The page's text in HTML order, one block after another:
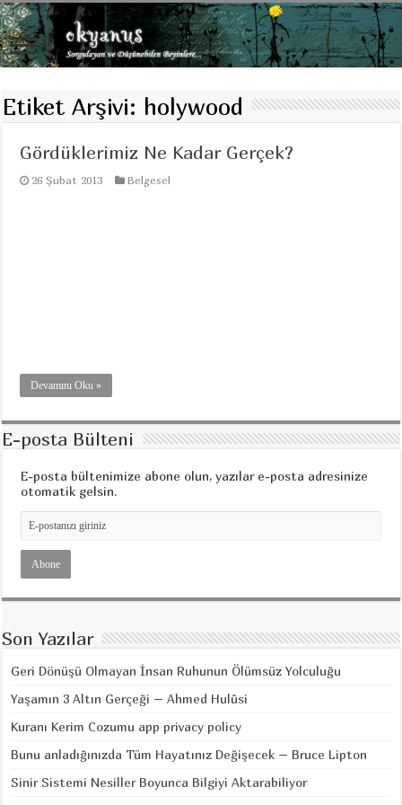
Etiket Arşivi: holywood
Gördüklerimiz Ne Kadar Gerçek?
26 Şubat 2013 Belgesel
Devamını Oku »
E-posta Bülteni
E-posta bültenimize abone olun, yazılar e-posta adresinize
otomatik gelsin.
Son Yazılar
Geri Dönüşü Olmayan İnsan Ruhunun Ölümsüz Yolculuğu
Yaşamın 3 Altın Gerçeği – Ahmed Hulûsi
Kuranı Kerim Cozumu app privacy policy
Bunu anladığınızda Tüm Hayatınız Değişecek – Bruce Lipton
Sinir Sistemi Nesiller Boyunca Bilgiyi Aktarabiliyor